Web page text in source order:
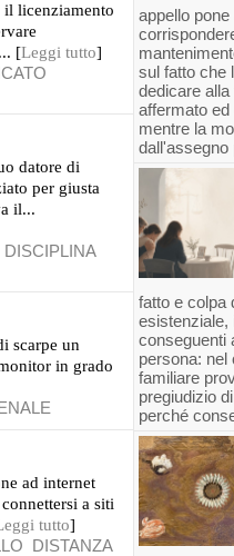
il licenziamento
[Leggi tutto]
datore di
per giusta
il...
DISCIPLINA
scarpe un
in grado
ad internet
a siti
tutto]
DISTANZA
appello
sul fatto che
dedicare
affermato
mentre la
dall'assegno
fatto e colpa
esistenziale,
conseguenti
persona: nel
familiare
pregiudizio
perché